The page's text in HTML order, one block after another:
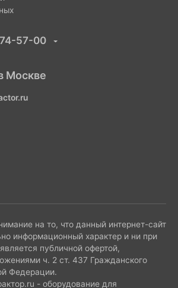
57-00
Москве
на то, что данный интернет-сайт
информационный характер и ни при
публичной офертой,
ч. 2 ст. 437 Гражданского
Федерации.
- оборудование для